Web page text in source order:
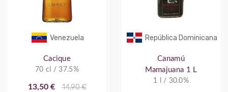
Venezuela
Cacique
70 cl / 37.5%
13,50 € 14,90 €
República Dominicana
Canamú
Mamajuana 1 L
1 l / 30.0%